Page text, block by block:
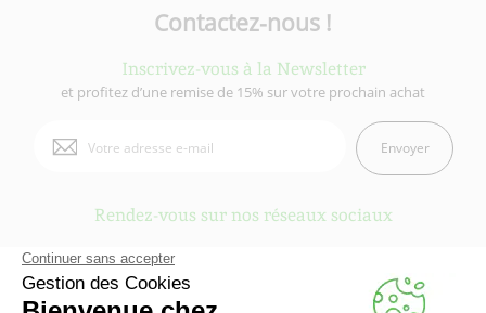
Contactez-nous !
Inscrivez-vous à la Newsletter
et profitez d’une remise de 15% sur votre prochain achat
Envoyer
Rendez-vous sur nos réseaux sociaux